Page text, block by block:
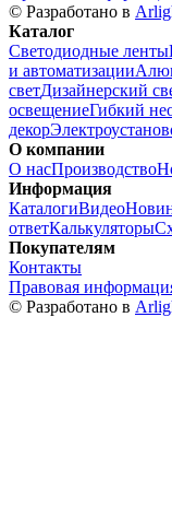
© Разработано в
Каталог
Светодиодные ленты
и автоматизации
светДизайнерский
освещениеГибкий
декор
О компании
О насПроизводство
Информация
КаталогиВидео
ответКалькуляторы
Покупателям
Контакты
Правовая
© Разработано в